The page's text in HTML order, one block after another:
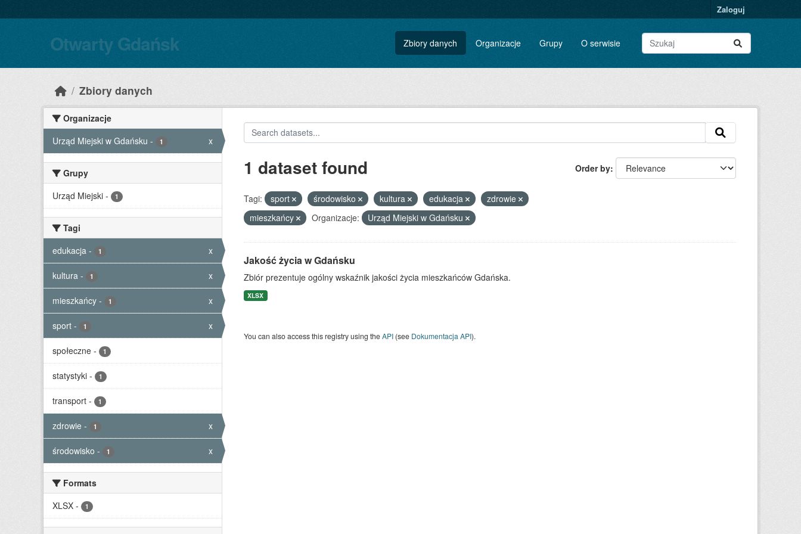
Zaloguj
Otwarty Gdańsk Zbiory danych Organizacje Grupy O serwisie
Zbiory danych
Organizacje
Urząd Miejski w Gdańsku - 1 x
Grupy
Urząd Miejski - 1
Tagi
edukacja - 1 x
kultura - 1 x
mieszkańcy - 1 x
sport - 1 x
społeczne - 1
statystyki - 1
transport - 1
zdrowie - 1 x
środowisko - 1 x
Formats
XLSX - 1
Order by
1 dataset found
Tagi: sport środowisko kultura edukacja
zdrowie
mieszkańcy
Organizacje: Urząd Miejski w Gdańsku
Jakość życia w Gdańsku
Zbiór prezentuje ogólny wskaźnik jakości życia mieszkańców Gdańska.
XLSX
You can also access this registry using theAPI(see Dokumentacja API).